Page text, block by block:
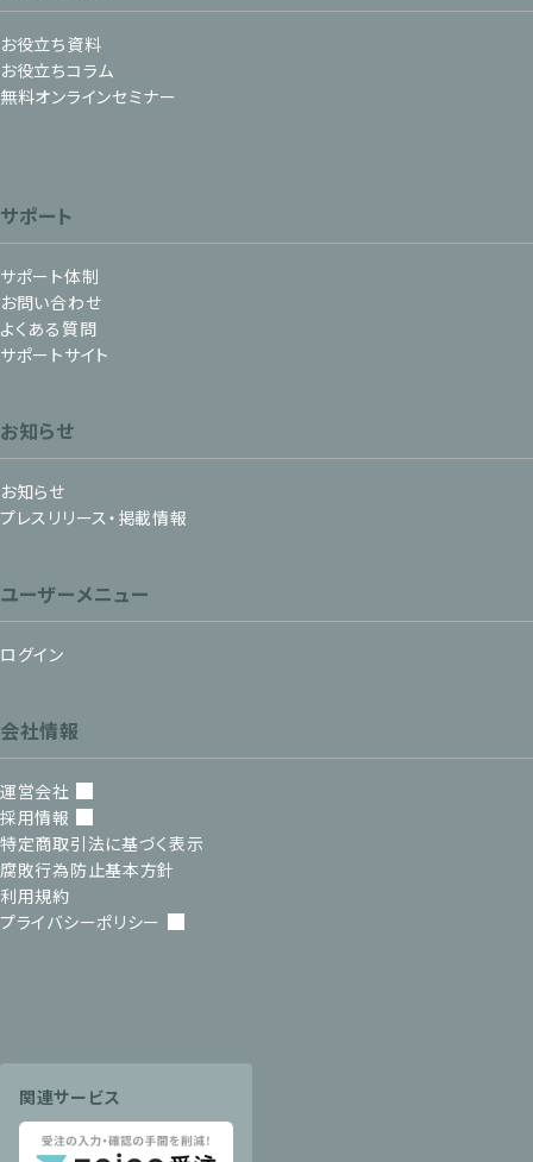
お役立ち資料
お役立ちコラム
無料オンラインセミナー
サポート
サポート体制
お問い合わせ
よくある質問
サポートサイト
お知らせ
お知らせ
プレスリリース・掲載情報
ユーザーメニュー
ログイン
会社情報
運営会社
採用情報
特定商取引法に基づく表示
腐敗行為防止基本方針
利用規約
プライバシーポリシー
関連サービス